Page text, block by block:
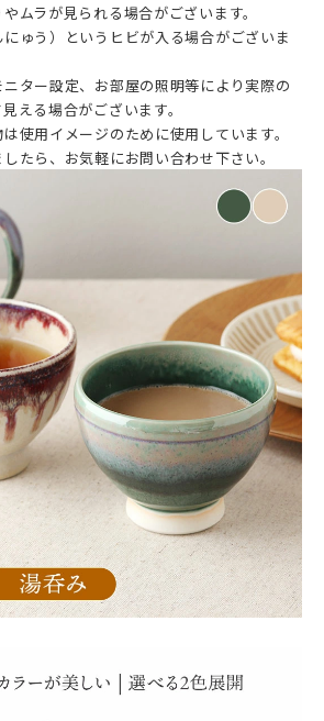
ムラが見られる場合がございます。
ゅう）というヒビが入る場合がございま
ター設定、お部屋の照明等により実際の
える場合がございます。
使用イメージのために使用しています。
たら、お気軽にお問い合わせ下さい。